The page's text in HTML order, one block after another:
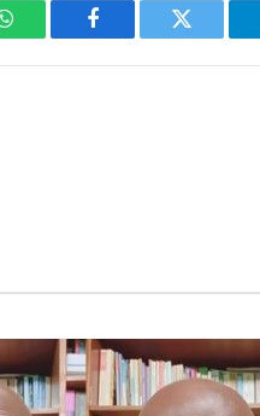
WhatsAppFacebook Twitter